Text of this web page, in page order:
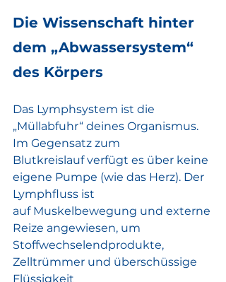
Die Wissenschaft hinter
dem „Abwassersystem“
des Körpers
Das Lymphsystem ist die
„Müllabfuhr“ deines Organismus.
Im Gegensatz zum
Blutkreislauf verfügt es über keine
eigene Pumpe (wie das Herz). Der
Lymphfluss ist
auf Muskelbewegung und externe
Reize angewiesen, um
Stoffwechselendprodukte,
Zelltrümmer und überschüssige
Flüssigkeit